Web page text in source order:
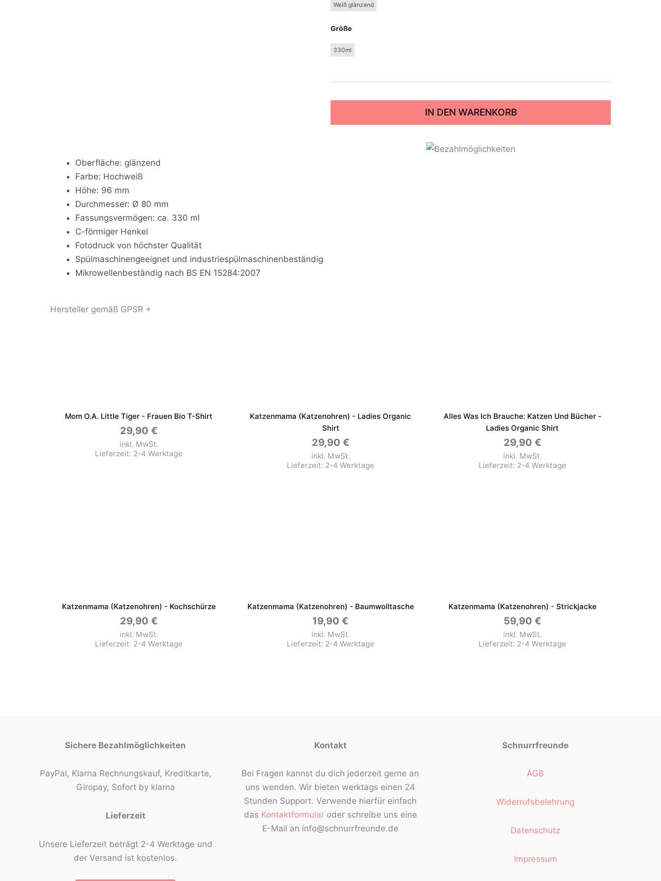
Weiß glänzend
Größe
330ml
IN DEN WARENKORB
Oberfläche: glänzend
Farbe: Hochweiß
Höhe: 96 mm
Durchmesser: Ø 80 mm
Fassungsvermögen: ca. 330 ml
C-förmiger Henkel
Fotodruck von höchster Qualität
Spülmaschinengeeignet und industriespülmaschinenbeständig
Mikrowellenbeständig nach BS EN 15284:2007
Hersteller gemäß GPSR +
Mom O.a. Little Tiger - Frauen Bio T-Shirt
29,90 €
inkl. MwSt.
Lieferzeit: 2-4 Werktage
Katzenmama (Katzenohren) - Ladies Organic
Shirt
29,90 €
inkl. MwSt.
Lieferzeit: 2-4 Werktage
Alles Was Ich Brauche: Katzen Und Bücher -
Ladies Organic Shirt
29,90 €
inkl. MwSt.
Lieferzeit: 2-4 Werktage
Katzenmama (Katzenohren) - Kochschürze
29,90 €
inkl. MwSt.
Lieferzeit: 2-4 Werktage
Katzenmama (Katzenohren) - Baumwolltasche
19,90 €
inkl. MwSt.
Lieferzeit: 2-4 Werktage
Katzenmama (Katzenohren) - Strickjacke
59,90 €
inkl. MwSt.
Lieferzeit: 2-4 Werktage
Sichere Bezahlmöglichkeiten
PayPal, Klarna Rechnungskauf, Kreditkarte,
Giropay, Sofort by klarna
Lieferzeit
Unsere Lieferzeit beträgt 2-4 Werktage und
der Versand ist kostenlos.
Kontakt
Bei Fragen kannst du dich jederzeit gerne an
uns wenden. Wir bieten werktags einen 24
Stunden Support. Verwende hierfür einfach
das Kontaktformularoder schreibe uns eine
E-Mail an info@schnurrfreunde.de
Schnurrfreunde
AGB
Widerrufsbelehrung
Datenschutz
Impressum